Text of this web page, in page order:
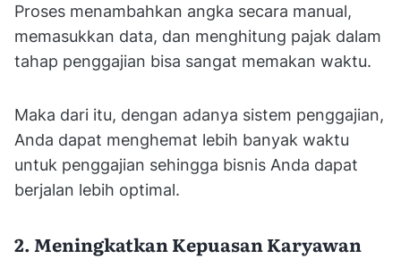
Proses menambahkan angka secara manual,
memasukkan data, dan menghitung pajak dalam
tahap penggajian bisa sangat memakan waktu.
Maka dari itu, dengan adanya sistem penggajian,
Anda dapat menghemat lebih banyak waktu
untuk penggajian sehingga bisnis Anda dapat
berjalan lebih optimal.
2. Meningkatkan Kepuasan Karyawan